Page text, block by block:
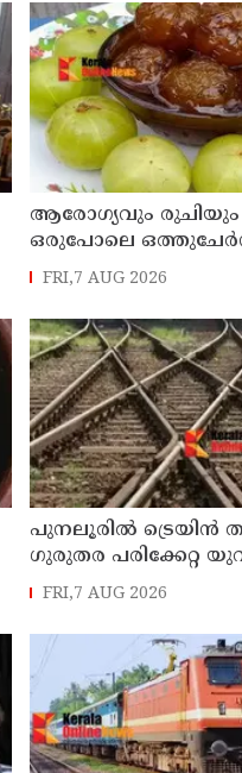
ആരോഗ്യവും രുചിയും
ഒരുപോലെ
തേൻ നെല്ലിക്ക
FRI,7 AUG 2026
പുനലൂരിൽ ട്രെയിൻ
ഗുരുതര പരിക്കേറ്റ
മരിച്ചു
FRI,7 AUG 2026